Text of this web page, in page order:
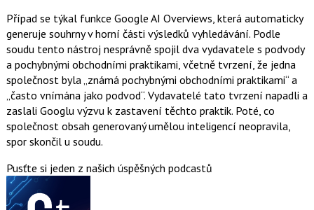
Případ se týkal funkce Google AI Overviews, která automaticky
generuje souhrny v horní části výsledků vyhledávání. Podle
soudu tento nástroj nesprávně spojil dva vydavatele s podvody
a pochybnými obchodními praktikami, včetně tvrzení, že jedna
společnost byla „známá pochybnými obchodními praktikami“ a
„často vnímána jako podvod“. Vydavatelé tato tvrzení napadli a
zaslali Googlu výzvu k zastavení těchto praktik. Poté, co
společnost obsah generovaný umělou inteligencí neopravila,
spor skončil u soudu.
Pusťte si jeden z našich úspěšných podcastů